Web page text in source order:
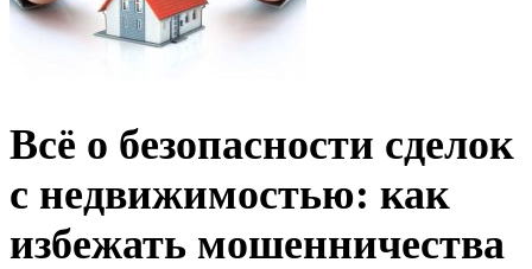
Всё о безопасности сделок
с недвижимостью: как
избежать мошенничества